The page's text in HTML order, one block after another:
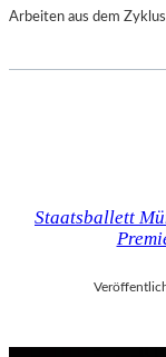
Arbeiten aus dem
Staatsballett